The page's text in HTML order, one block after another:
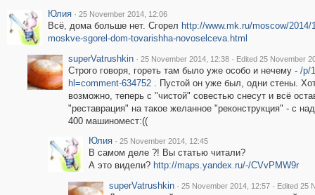
Юлия · 25 November 2014, 12:06
Всё, дома больше нет. Сгорел http://www.mk.ru/moscow/2014/
moskve-sgorel-dom-tovarishha-novoselceva.html
superVatrushkin · 25 November 2014, 12:38 · Edited 25 November
Строго говоря, гореть там было уже особо и нечему - /p/
hl=comment-634752. Пустой он уже был, одни стены.
возможно, теперь с "чистой" совестью снесут и всё
"реставрация" на такое желанное "реконструкция" - с
400 машиномест:((
Юлия · 25 November 2014, 12:45
В самом деле ?! Вы статью читали?
А это видели? http://maps.yandex.ru/-/CVvPMW9r
superVatrushkin · 25 November 2014, 12:57 · Edited 25